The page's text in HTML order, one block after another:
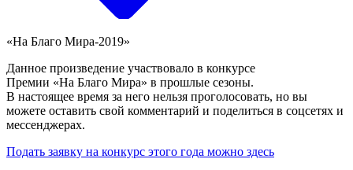
«На Благо Мира-2019»
Данное произведение участвовало в конкурсе
Премии «На Благо Мира» в прошлые сезоны.
В настоящее время за него нельзя проголосовать, но вы
можете оставить свой комментарий и поделиться в соцсетях и
мессенджерах.
Подать заявку на конкурс этого года можно здесь